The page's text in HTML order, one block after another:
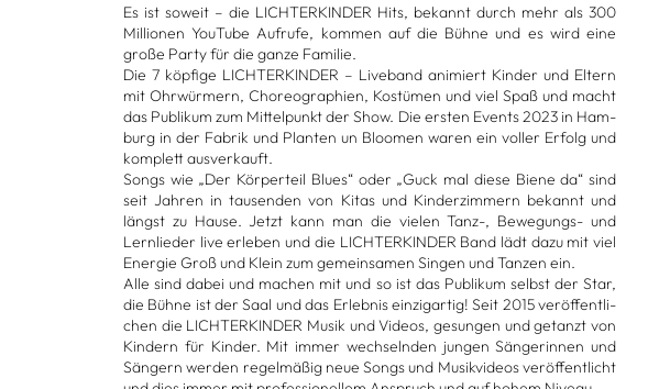
Es ist soweit – die LICH­TER­KIN­DER Hits, bekannt durch mehr als 300
Mil­lio­nen You­Tube Auf­rufe, kom­men auf die Bühne und es wird eine
große Party für die ganze Fami­lie.
Die 7 köp­fige LICH­TER­KIN­DER – Live­band ani­miert Kin­der und Eltern
mit Ohr­wür­mern, Cho­reo­gra­phien, Kos­tü­men und viel Spaß und macht
das Publi­kum zum Mit­tel­punkt der Show. Die ers­ten Events 2023 in Ham­
burg in der Fabrik und Plan­ten un Bloo­men waren ein vol­ler Erfolg und
kom­plett aus­ver­kauft.
Songs wie „Der Kör­per­teil Blues“ oder „Guck mal diese Biene da“ sind
seit Jah­ren in tau­sen­den von Kitas und Kin­der­zim­mern bekannt und
längst zu Hause. Jetzt kann man die vie­len Tanz-, Bewe­gungs- und
Lern­lie­der live erle­ben und die LICH­TER­KIN­DER Band lädt dazu mit viel
Ener­gie Groß und Klein zum gemein­sa­men Sin­gen und Tan­zen ein.
Alle sind dabei und machen mit und so ist das Publi­kum selbst der Star,
die Bühne ist der Saal und das Erleb­nis ein­zig­ar­tig! Seit 2015 ver­öf­fent­li­
chen die LICH­TER­KIN­DER Musik und Videos, gesun­gen und getanzt von
Kin­dern für Kin­der. Mit immer wech­seln­den jun­gen Sän­ge­rin­nen und
Sän­gern wer­den regel­mä­ßig neue Songs und Musik­vi­deos ver­öf­fent­licht